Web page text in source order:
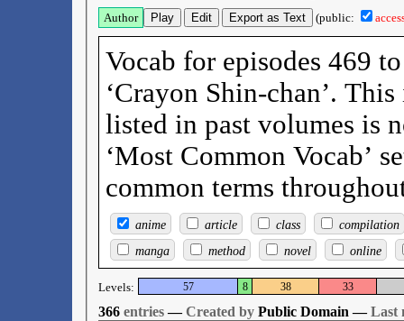
Author Play Edit Export as Text (public:
Vocab for episodes 469
‘Crayon Shin-chan’.
listed in past volumes is
‘Most Common Vocab’
common terms
anime article class
compilation
manga
method novel online
Levels: 57 8 38 33
366 entries—Created by Public Domain —Last